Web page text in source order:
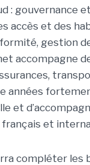
: gouvernance
accès et des
gestion
accompagne
années
et
et
compléter les